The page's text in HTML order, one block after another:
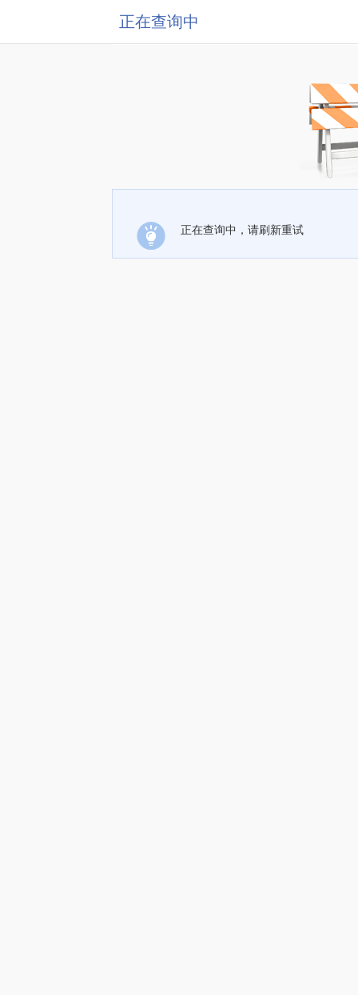
正在查询中
正在查询中，请刷新重试